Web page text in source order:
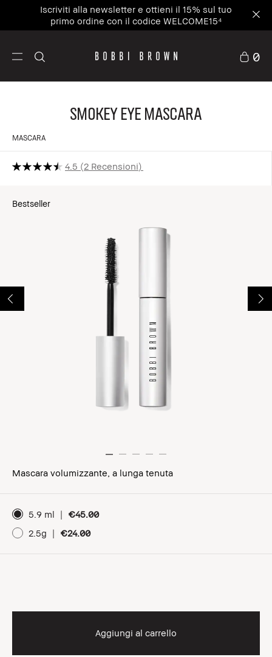
Iscriviti alla newsletter e ottieni il 15% sul tuo
primo ordine con il codice WELCOME15⁴
0
Smokey Eye Mascara
MASCARA
4.5 2 Recensioni
Bestseller
Mascara volumizzante, a lunga tenuta
5.9 ml |
€45.00
2.5g
| €24.00
Aggiungi al carrello